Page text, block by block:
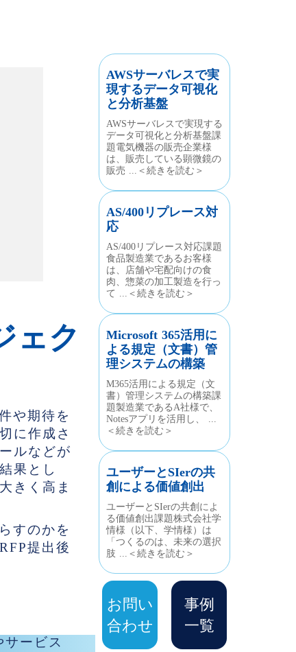
ェク
や期待を
に作成さ
ルなどが
果とし
きく高ま
すのかを
提出後
ービス
AWSサーバレスで実
現するデータ可視化
と分析基盤
AWSサーバレスで実現する
データ可視化と分析基盤課
題電気機器の販売企業様
は、販売している顕微鏡の
販売 ...＜続きを読む＞
AS/400リプレース対
応
AS/400リプレース対応課題
食品製造業であるお客様
は、店舗や宅配向けの食
肉、惣菜の加工製造を行っ
て ...＜続きを読む＞
Microsoft 365活用に
よる規定（文書）管
理システムの構築
M365活用による規定（文
書）管理システムの構築課
題製造業であるA社様で、
Notesアプリを活用し、 ...
＜続きを読む＞
ユーザーとSIerの共
創による価値創出
ユーザーとSIerの共創によ
る価値創出課題株式会社学
情様（以下、学情様）は
「つくるのは、未来の選択
肢 ...＜続きを読む＞
お問い
合わせ
事例
一覧